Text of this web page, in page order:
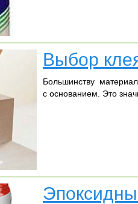
Выбор
Большинству
с основанием. Это